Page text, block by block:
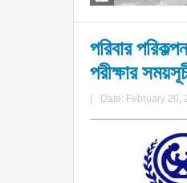
পরিবার
পরীক্ষার
Date: February 20,